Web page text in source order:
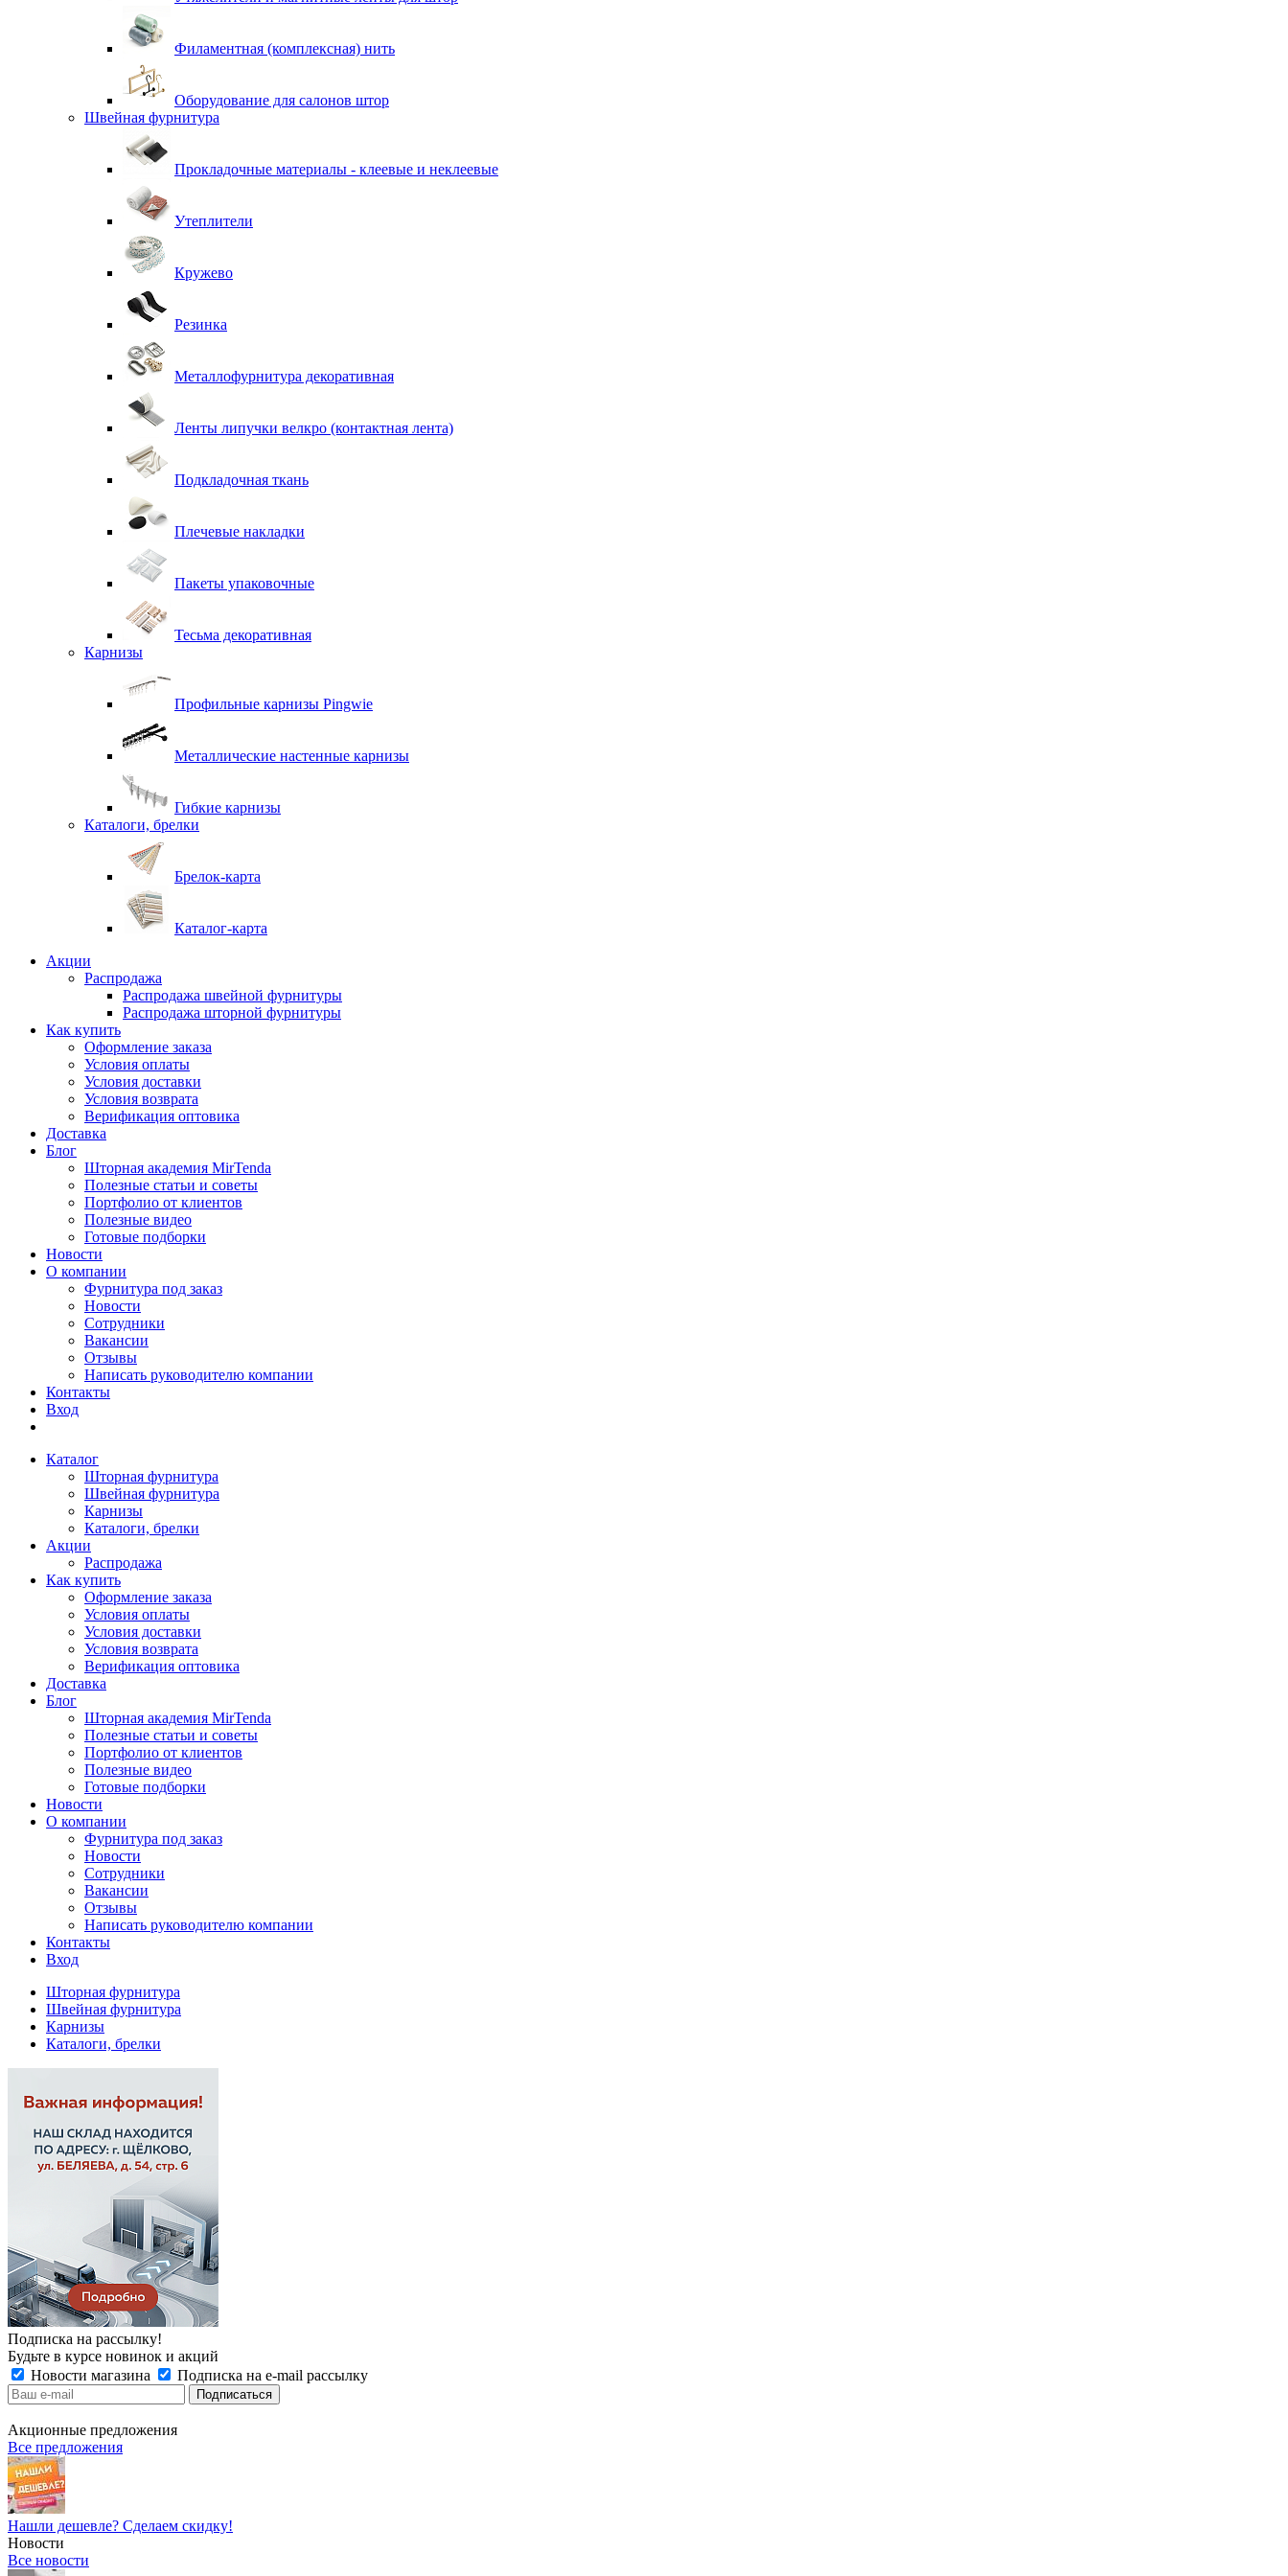
Филаментная (комплексная) нить
Оборудование для салонов штор
Швейная фурнитура
Прокладочные материалы - клеевые и неклеевые
Утеплители
Кружево
Резинка
Металлофурнитура декоративная
Ленты липучки велкро (контактная лента)
Подкладочная ткань
Плечевые накладки
Пакеты упаковочные
Тесьма декоративная
Карнизы
Профильные карнизы Pingwie
Металлические настенные карнизы
Гибкие карнизы
Каталоги, брелки
Брелок-карта
Каталог-карта
Акции
Распродажа
Распродажа швейной фурнитуры
Распродажа шторной фурнитуры
Как купить
Оформление заказа
Условия оплаты
Условия доставки
Условия возврата
Верификация оптовика
Доставка
Блог
Шторная академия MirTenda
Полезные статьи и советы
Портфолио от клиентов
Полезные видео
Готовые подборки
Новости
О компании
Фурнитура под заказ
Новости
Сотрудники
Вакансии
Отзывы
Написать руководителю компании
Контакты
Вход
Каталог
Шторная фурнитура
Швейная фурнитура
Карнизы
Каталоги, брелки
Акции
Распродажа
Как купить
Оформление заказа
Условия оплаты
Условия доставки
Условия возврата
Верификация оптовика
Доставка
Блог
Шторная академия MirTenda
Полезные статьи и советы
Портфолио от клиентов
Полезные видео
Готовые подборки
Новости
О компании
Фурнитура под заказ
Новости
Сотрудники
Вакансии
Отзывы
Написать руководителю компании
Контакты
Вход
Шторная фурнитура
Швейная фурнитура
Карнизы
Каталоги, брелки
Подписка на рассылку!
Будьте в курсе новинок и акций
Новости магазина
Подписка на e-mail рассылку
Акционные предложения
Все предложения
Нашли дешевле? Сделаем скидку!
Новости
Все новости